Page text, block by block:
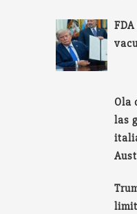
Ola
las